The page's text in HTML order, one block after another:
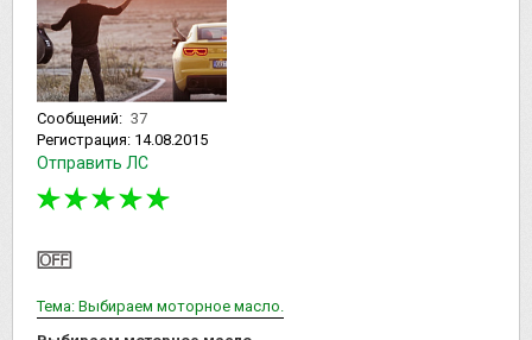
Сообщений: 37
Регистрация: 14.08.2015
Отправить ЛС
Тема: Выбираем моторное масло.